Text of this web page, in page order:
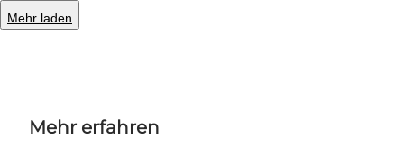
Mehr laden
Facebook
Instagram
Mehr erfahren